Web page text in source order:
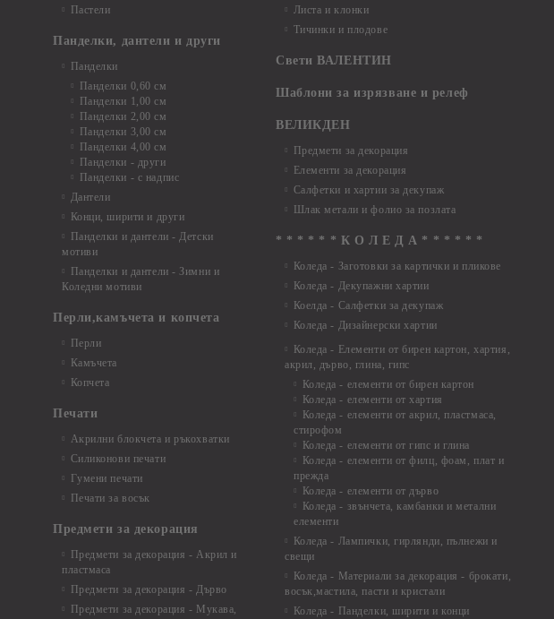
Пастели
Панделки, дантели и други
Панделки
Панделки 0,60 см
Панделки 1,00 см
Панделки 2,00 см
Панделки 3,00 см
Панделки 4,00 см
Панделки - други
Панделки - с надпис
Дантели
Конци, ширити и други
Панделки и дантели - Детски
мотиви
Панделки и дантели - Зимни и
Коледни мотиви
Перли,камъчета и копчета
Перли
Камъчета
Копчета
Печати
Акрилни блокчета и ръкохватки
Силиконови печати
Гумени печати
Печати за восък
Предмети за декорация
Предмети за декорация - Акрил и
пластмаса
Предмети за декорация - Дърво
Предмети за декорация - Мукава,
Листа и клонки
Тичинки и плодове
Свети ВАЛЕНТИН
Шаблони за изрязване и релеф
ВЕЛИКДЕН
Предмети за декорация
Елементи за декорация
Салфетки и хартии за декупаж
Шлак метали и фолио за позлата
* * * * * * К О Л Е Д А * * * * * *
Коледа - Заготовки за картички и пликове
Коледа - Декупажни хартии
Коелда - Салфетки за декупаж
Коледа - Дизайнерски хартии
Коледа - Eлементи от бирен картон, хартия,
акрил, дърво, глина, гипс
Коледа - елементи от бирен картон
Коледа - елементи от хартия
Коледа - елементи от акрил, пластмаса,
стирофом
Коледа - елементи от гипс и глина
Коледа - елементи от филц, фоам, плат и
прежда
Коледа - елементи от дърво
Коледа - звънчета, камбанки и метални
елементи
Коледа - Лампички, гирлянди, пълнежи и
свещи
Коледа - Материали за декорация - брокати,
восък,мастила, пасти и кристали
Коледа - Панделки, ширити и конци